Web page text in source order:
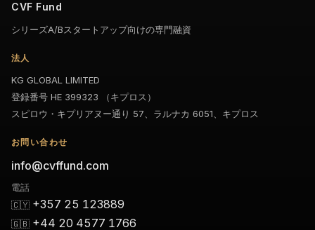
CVF Fund
シリーズA/Bスタートアップ向けの専門融資
法人
KG GLOBAL LIMITED
登録番号 HE 399323 （キプロス）
スピロウ・キプリアヌー通り 57、ラルナカ 6051、キプロス
お問い合わせ
info@cvffund.com
電話
🇨🇾 +357 25 123889
🇬🇧 +44 20 4577 1766